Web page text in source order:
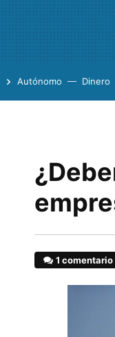
Autónomo Dinero
1 comentario